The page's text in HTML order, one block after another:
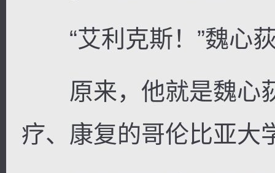
“艾利克斯！”魏心
原来，他就是魏心
疗、康复的哥伦比亚